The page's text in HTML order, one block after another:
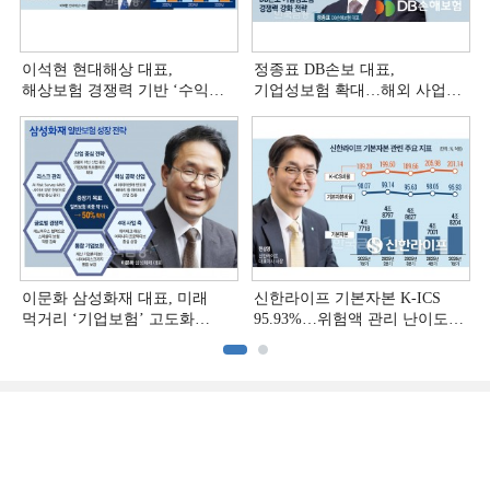
이석현 현대해상 대표,
해상보험 경쟁력 기반 ‘수익
(3)]
정종표 DB손보 대표,
기업성보험 확대…해외 사업
이문화 삼성화재 대표, 미래
먹거리 ‘기업보험’ 고도화
신한라이프 기본자본 K-ICS
95.93%…위험액 관리 난이도